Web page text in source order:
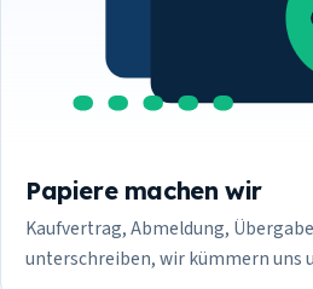
Papiere machen wir
Kaufvertrag, Abmeldung,
unterschreiben, wir kümmern uns